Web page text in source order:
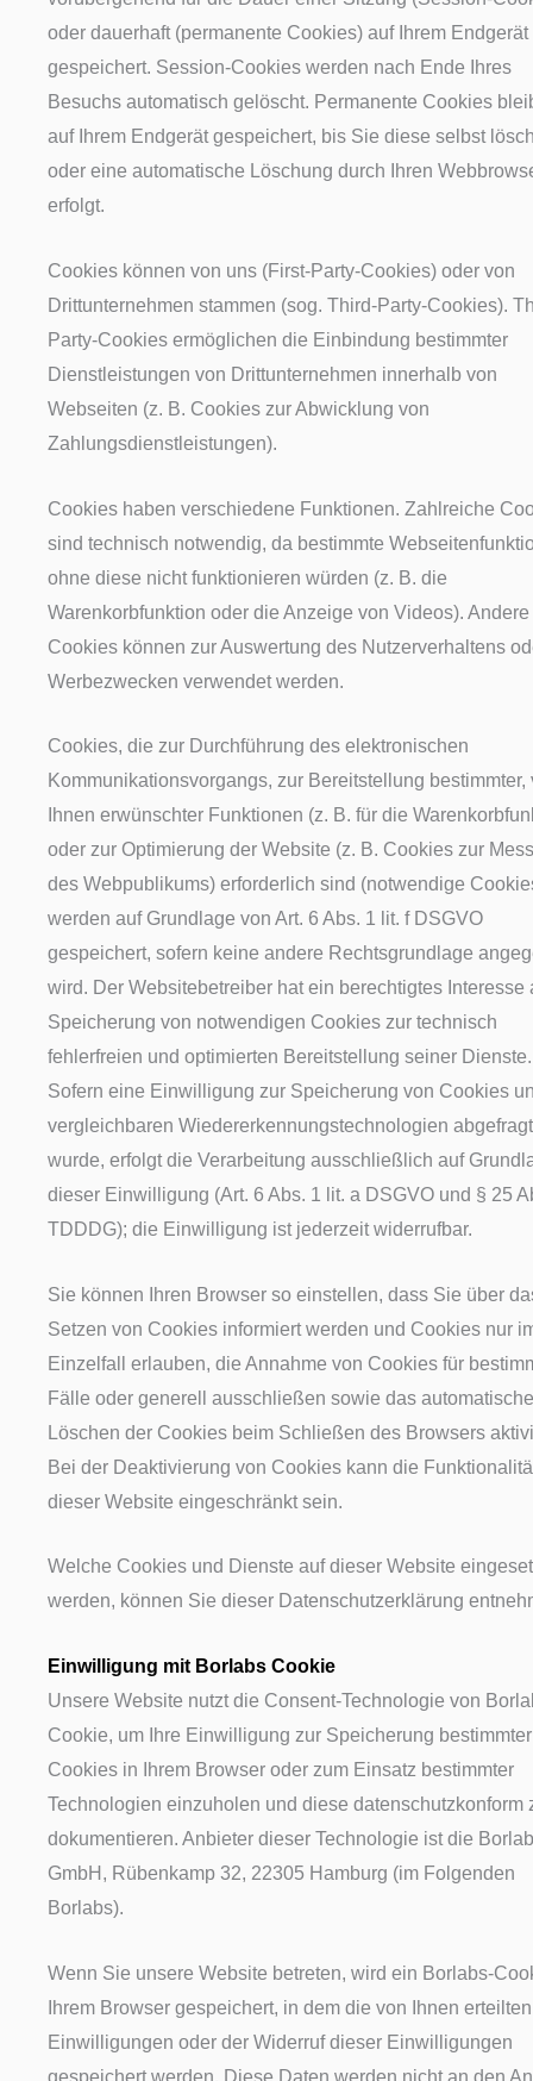
oder dauerhaft (permanente Cookies) auf Ihrem Endgerät
gespeichert. Session-Cookies werden nach Ende Ihres
Besuchs automatisch gelöscht. Permanente Cookies
auf Ihrem Endgerät gespeichert, bis Sie diese selbst
oder eine automatische Löschung durch Ihren
erfolgt.
Cookies können von uns (First-Party-Cookies) oder von
Drittunternehmen stammen (sog. Third-Party-Cookies).
Party-Cookies ermöglichen die Einbindung bestimmter
Dienstleistungen von Drittunternehmen innerhalb von
Webseiten (z. B. Cookies zur Abwicklung von
Zahlungsdienstleistungen).
Cookies haben verschiedene Funktionen. Zahlreiche
sind technisch notwendig, da bestimmte
ohne diese nicht funktionieren würden (z. B. die
Warenkorbfunktion oder die Anzeige von Videos). Andere
Cookies können zur Auswertung des Nutzerverhaltens
Werbezwecken verwendet werden.
Cookies, die zur Durchführung des elektronischen
Kommunikationsvorgangs, zur Bereitstellung bestimmter,
Ihnen erwünschter Funktionen (z. B. für die
oder zur Optimierung der Website (z. B. Cookies zur
des Webpublikums) erforderlich sind (notwendige
werden auf Grundlage von Art. 6 Abs. 1 lit. f DSGVO
gespeichert, sofern keine andere Rechtsgrundlage
wird. Der Websitebetreiber hat ein berechtigtes Interesse
Speicherung von notwendigen Cookies zur technisch
fehlerfreien und optimierten Bereitstellung seiner Dienste.
Sofern eine Einwilligung zur Speicherung von Cookies
vergleichbaren Wiedererkennungstechnologien abgefragt
wurde, erfolgt die Verarbeitung ausschließlich auf
dieser Einwilligung (Art. 6 Abs. 1 lit. a DSGVO und § 25
TDDDG); die Einwilligung ist jederzeit widerrufbar.
Sie können Ihren Browser so einstellen, dass Sie über
Setzen von Cookies informiert werden und Cookies nur
Einzelfall erlauben, die Annahme von Cookies für
Fälle oder generell ausschließen sowie das automatische
Löschen der Cookies beim Schließen des Browsers
Bei der Deaktivierung von Cookies kann die
dieser Website eingeschränkt sein.
Welche Cookies und Dienste auf dieser Website
werden, können Sie dieser Datenschutzerklärung
Einwilligung mit Borlabs Cookie
Unsere Website nutzt die Consent-Technologie von
Cookie, um Ihre Einwilligung zur Speicherung bestimmter
Cookies in Ihrem Browser oder zum Einsatz bestimmter
Technologien einzuholen und diese datenschutzkonform
dokumentieren. Anbieter dieser Technologie ist die
GmbH, Rübenkamp 32, 22305 Hamburg (im Folgenden
Borlabs).
Wenn Sie unsere Website betreten, wird ein Borlabs-
Ihrem Browser gespeichert, in dem die von Ihnen erteilten
Einwilligungen oder der Widerruf dieser Einwilligungen
gespeichert werden. Diese Daten werden nicht an den